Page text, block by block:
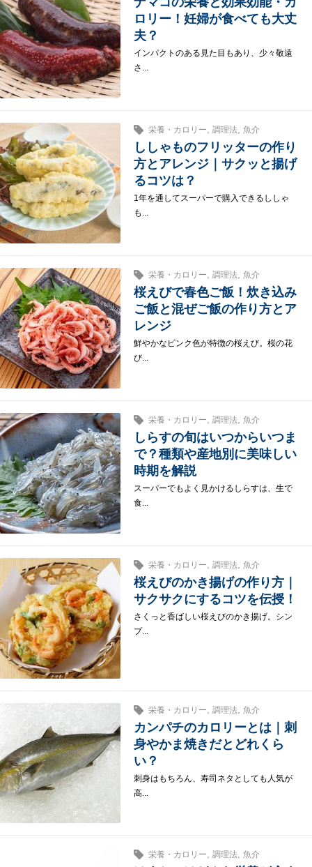
ロリー！妊婦が食べても大丈
夫？
インパクトのある見た目もあり、少々敬遠
さ...
栄養・カロリー 調理法, 魚介
ししゃものフリッターの作り
方とアレンジ｜サクッと揚げ
るコツは？
1年を通してスーパーで購入できるししゃ
も...
栄養・カロリー 調理法, 魚介
桜えびで春色ご飯！炊き込み
ご飯と混ぜご飯の作り方とア
レンジ
鮮やかなピンク色が特徴の桜えび。桜の花
び...
栄養・カロリー 調理法, 魚介
しらすの旬はいつからいつま
で？種類や産地別に美味しい
時期を解説
スーパーでもよく見かけるしらすは、生で
食...
栄養・カロリー 調理法, 魚介
桜えびのかき揚げの作り方｜
サクサクにするコツを伝授！
さくっと香ばしい桜えびのかき揚げ。シン
プ...
栄養・カロリー 調理法, 魚介
カンパチのカロリーとは｜刺
身やかま焼きだとどれくら
い？
刺身はもちろん、寿司ネタとしても人気が
高...
栄養・カロリー, 調理法, 魚介